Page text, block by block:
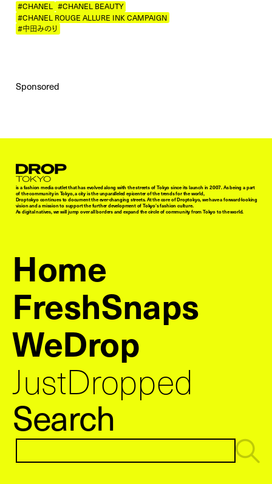
#CHANEL #CHANEL BEAUTY
#CHANEL ROUGE ALLURE INK CAMPAIGN
#中田みのり
Sponsored
Droptokyo
is a fashion media outlet that has evolved along with the streets of Tokyo since its launch in 2007. As being a part
of the community in Tokyo, a city is the unparalleled epicenter of the trends for the world,
Droptokyo continues to document the ever-changing streets. At the core of Droptokyo, we have a forward-looking
vision and a mission to support the further development of Tokyo’s fashion culture.
As digital natives, we will jump over all borders and expand the circle of community from Tokyo to the world.
Home
FreshSnaps
WeDrop
JustDropped
Search